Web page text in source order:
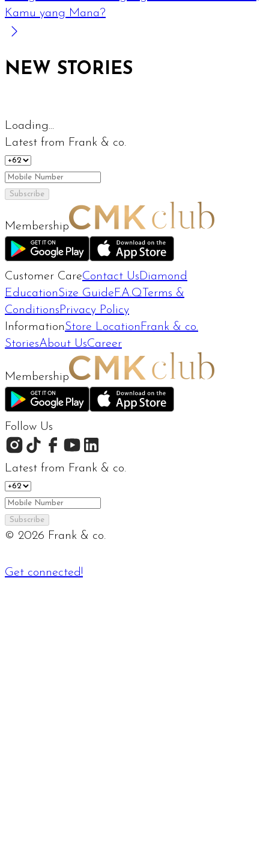
Kamu yang Mana?
NEW STORIES
Loading...
Latest from Frank & co.
Subscribe
Membership
Customer CareContact UsDiamond
EducationSize GuideF.A.Q Terms &
ConditionsPrivacy Policy
InformationStore Location Frank & co.
StoriesAbout UsCareer
Membership
Follow Us
Latest from Frank & co.
Subscribe
© 2026 Frank & co.
Get connected!